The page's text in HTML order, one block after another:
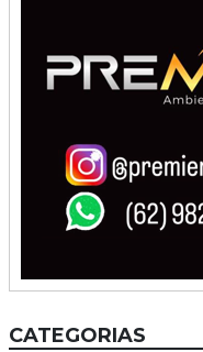
CATEGORIAS